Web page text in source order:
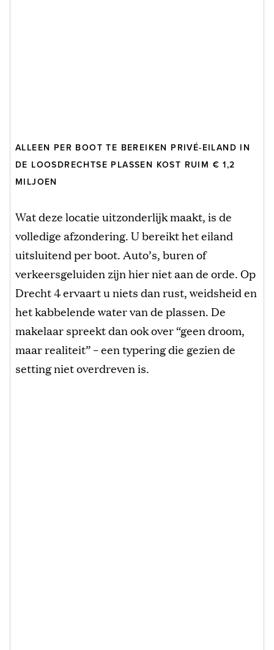
ALLEEN PER BOOT TE BEREIKEN PRIVÉ-EILAND IN
DE LOOSDRECHTSE PLASSEN KOST RUIM € 1,2
MILJOEN
Wat deze locatie uitzonderlijk maakt, is de
volledige afzondering. U bereikt het eiland
uitsluitend per boot. Auto’s, buren of
verkeersgeluiden zijn hier niet aan de orde. Op
Drecht 4 ervaart u niets dan rust, weidsheid en
het kabbelende water van de plassen. De
makelaar spreekt dan ook over “geen droom,
maar realiteit” – een typering die gezien de
setting niet overdreven is.